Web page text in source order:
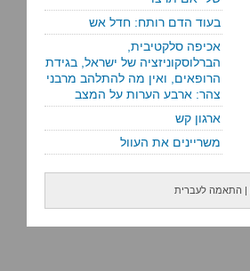
בעוד הדם רותח: חדל אש
אכיפה סלקטיבית,
הברלוסקוניזציה של ישראל, בגידת
הרופאים, ואין מה להתלהב מרבני
צהר: ארבע הערות על המצב
ארגון קש
משריינים את העוול
| התאמה לעברית